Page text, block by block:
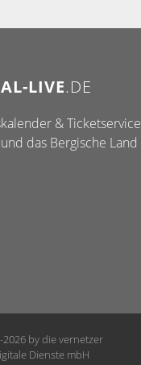
LIVE.DE
& Ticketservice
das Bergische Land
by die vernetzer
Dienste mbH